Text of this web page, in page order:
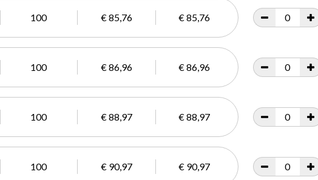
100 € 85,76 € 85,76
100 € 86,96 € 86,96
100 € 88,97 € 88,97
100 € 90,97 € 90,97